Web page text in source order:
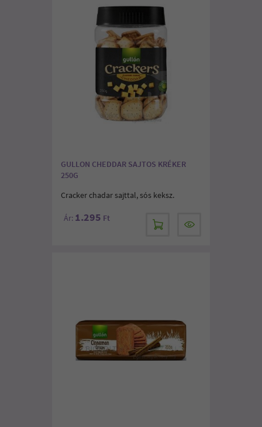
GULLON CHEDDAR SAJTOS KRÉKER
250G
Cracker chadar sajttal, sós keksz.
Ár: 1.295 Ft